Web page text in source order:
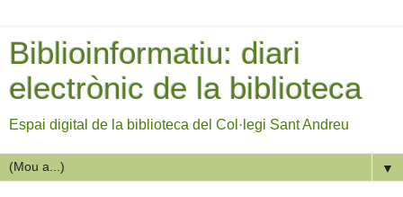
Biblioinformatiu: diari
electrònic de la biblioteca
Espai digital de la biblioteca del Col·legi Sant Andreu
▼